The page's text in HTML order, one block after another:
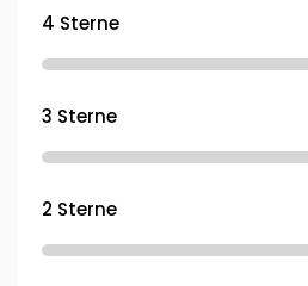
4 Sterne
3 Sterne
2 Sterne